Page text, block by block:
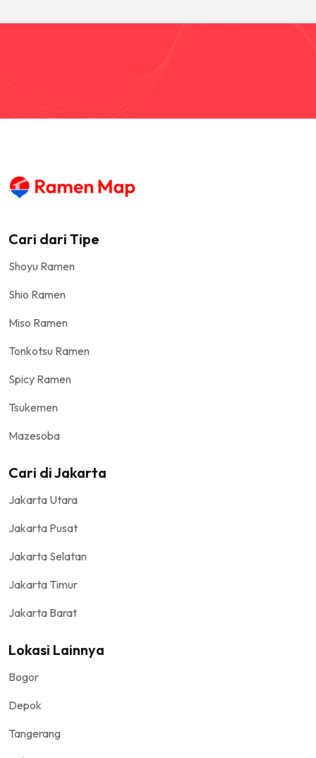
Cari dari Tipe
Shoyu Ramen
Shio Ramen
Miso Ramen
Tonkotsu Ramen
Spicy Ramen
Tsukemen
Mazesoba
Cari di Jakarta
Jakarta Utara
Jakarta Pusat
Jakarta Selatan
Jakarta Timur
Jakarta Barat
Lokasi Lainnya
Bogor
Depok
Tangerang